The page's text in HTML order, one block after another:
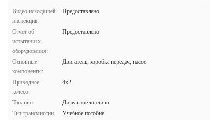
Видео исходящей
инспекции:
Предоставлено
Отчет об
испытаниях
оборудования:
Предоставлено
Основные
компоненты:
Двигатель, коробка передач, насос
Приводное
колесо:
4х2
Топливо:
Дизельное топливо
Тип трансмиссии:
Учебное пособие